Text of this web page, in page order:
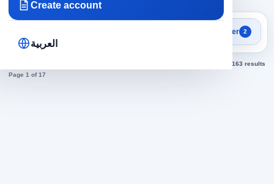
Create account
العربية
Search results
Security Officers jobs today Filter 2
163 results
Page 1 of 17